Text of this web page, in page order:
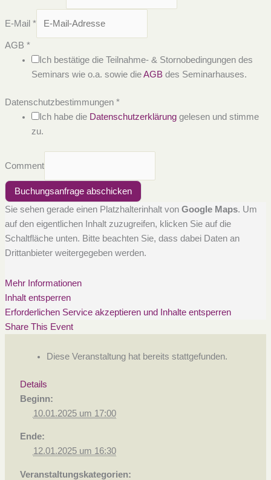
E-Mail *
AGB *
Ich bestätige die Teilnahme- & Stornobedingungen des
Seminars wie o.a. sowie dieAGBdes Seminarhauses.
Datenschutzbestimmungen *
Ich habe die Datenschutzerklärunggelesen und stimme
zu.
Comment
Buchungsanfrage abschicken
Sie sehen gerade einen Platzhalterinhalt von Google Maps. Um
auf den eigentlichen Inhalt zuzugreifen, klicken Sie auf die
Schaltfläche unten. Bitte beachten Sie, dass dabei Daten an
Drittanbieter weitergegeben werden.
Mehr Informationen
Inhalt entsperren
Erforderlichen Service akzeptieren und Inhalte entsperren
Share This Event
Diese Veranstaltung hat bereits stattgefunden.
Details
Beginn:
10.01.2025 um 17:00
Ende:
12.01.2025 um 16:30
Veranstaltungskategorien: